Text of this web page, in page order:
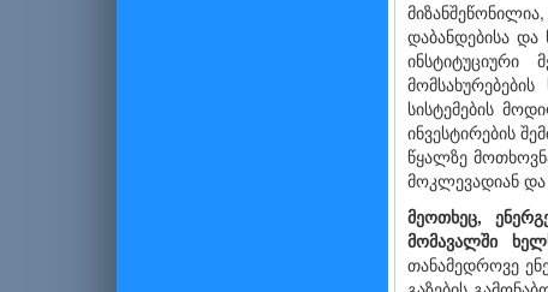
დაბანდებისა
ინსტიტუციური
სისტემების
ინვესტირების
წყალზე
მოკლევადიან და
მეოთხეც,
მომავალში
თანამედროვე